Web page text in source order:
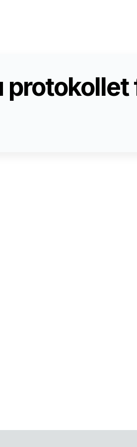
protokollet